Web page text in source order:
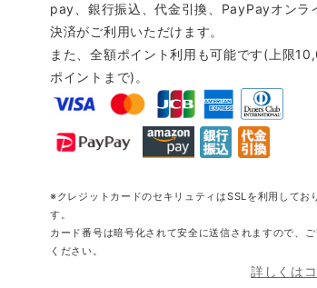
pay、銀行振込、代金引換、PayPayオンラ
決済がご利用いただけます。
また、全額ポイント利用も可能です(上限
ポイントまで)。
※クレジットカードのセキリュティはSSLを利用してお
す。
カード番号は暗号化されて安全に送信されますので、
ください。
詳しくは